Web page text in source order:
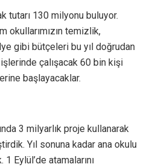
tutarı 130 milyonu buluyor.
okullarımızın temizlik,
gibi bütçeleri bu yıl doğrudan
çalışacak 60 bin kişi
başlayacaklar.
3 milyarlık proje kullanarak
Yıl sonuna kadar ana okulu
Eylül’de atamalarını